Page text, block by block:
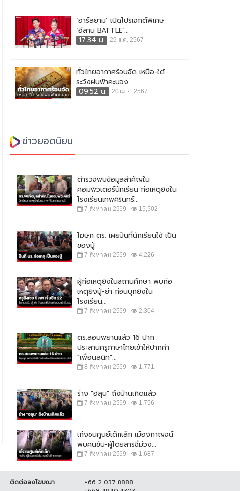
ผบ.ตร. เผย แจ้ง 2 ข้อหาคนฆ่าหญิง
ชาวสวิส เตรียมยกระดับการรักษา
ความปลอดภัยใน...
7 สิงหาคม 2564 19,187
หลายแสน...
15 มิถุนายน 2564
‘อาร์สยาม’ เปิดโปรเจกต์พิเศษ
‘อีสาน BATTLE’...
17:34 น.
29 ส.ค. 2567
ทั่วไทยอากาศร้อนจัด เหนือ-ใต้
ระวังฝนฟ้าคะนอง
09:52 น.
20 เม.ย. 2567
ข่าวยอดนิยม
ตำรวจพบข้อมูลสำคัญใน
คอมพิวเตอร์นักเรียน ก่อเหตุยิงใน
โรงเรียนเทพศิรินทร์...
7 สิงหาคม 2569 15,502
โฆษก ตร. เผยปืนที่นักเรียนใช้ เป็น
ของปู่
7 สิงหาคม 2569 4,226
ผู้ก่อเหตุยิงในสถานศึกษา พบก่อ
เหตุยิงปู่-ย่า ก่อนบุกยิงใน
โรงเรียน...
7 สิงหาคม 2569 2,304
ตร.สอบพยานแล้ว 16 ปาก
ประสานครูภาษาไทยเข้าให้ปากคำ
"เพื่อนสนิท"...
8 สิงหาคม 2569 1,771
ร่าง "ฮลุน" ถึงบ้านเกิดแล้ว
7 สิงหาคม 2569 1,756
เก๋งชนศูนย์เด็กเล็ก เมืองกาญจน์
พบคนขับ-ผู้โดยสารฉี่ม่วง...
7 สิงหาคม 2569 1,687
ติดต่อลงโฆษณา
+66 2 037 8888